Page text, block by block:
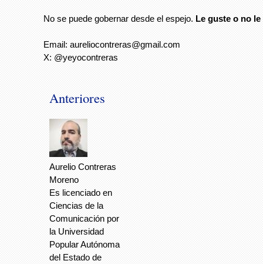
No se puede gobernar desde el espejo. Le guste o no le
Email: aureliocontreras@gmail.com
X: @yeyocontreras
Anteriores
Aurelio Contreras
Moreno
Es licenciado en
Ciencias de la
Comunicación por
la Universidad
Popular Autónoma
del Estado de